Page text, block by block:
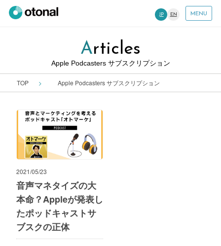
JP EN MENU
Articles
Apple Podcasters サブスクリプション
TOP Apple Podcasters サブスクリプション
2021/05/23
音声マネタイズの大
本命？Appleが発表し
たポッドキャストサ
ブスクの正体